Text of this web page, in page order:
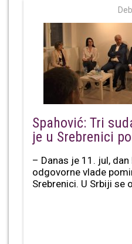
Spahović: Tri
je u Srebrenici
– Danas je 11. jul,
odgovorne vlade
Srebrenici. U Srbiji se